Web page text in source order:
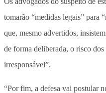
tomarão “medidas legais” para
que, mesmo advertidos,
de forma deliberada, o risco dos
irresponsável”.
“Por fim, a defesa vai postular